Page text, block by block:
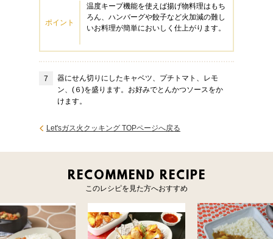
ポイント
温度キープ機能を使えば揚げ物料理はもち
ろん、ハンバーグや餃子など火加減の難し
いお料理が簡単においしく仕上がります。
器にせん切りにしたキャベツ、プチトマト、レモ
ン、(６)を盛ります。お好みでとんかつソースをか
けます。
Let'sガス火クッキング TOPページへ戻る
RECOMMEND RECIPE
このレシピを見た方へおすすめ